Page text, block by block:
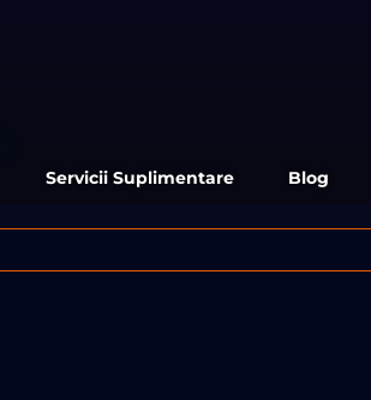
Servicii Suplimentare Blog